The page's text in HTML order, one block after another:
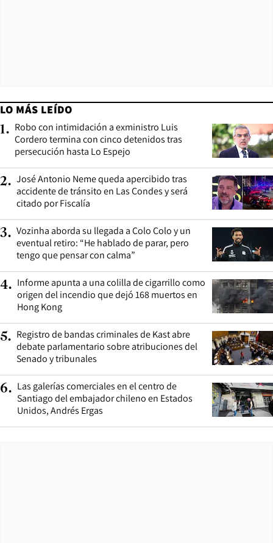
LO MÁS LEÍDO
1. Robo con intimidación a exministro Luis
Cordero termina con cinco detenidos tras
persecución hasta Lo Espejo
2. José Antonio Neme queda apercibido tras
accidente de tránsito en Las Condes y será
citado por Fiscalía
3. Vozinha aborda su llegada a Colo Colo y un
eventual retiro: “He hablado de parar, pero
tengo que pensar con calma”
4. Informe apunta a una colilla de cigarrillo como
origen del incendio que dejó 168 muertos en
Hong Kong
5. Registro de bandas criminales de Kast abre
debate parlamentario sobre atribuciones del
Senado y tribunales
6. Las galerías comerciales en el centro de
Santiago del embajador chileno en Estados
Unidos, Andrés Ergas